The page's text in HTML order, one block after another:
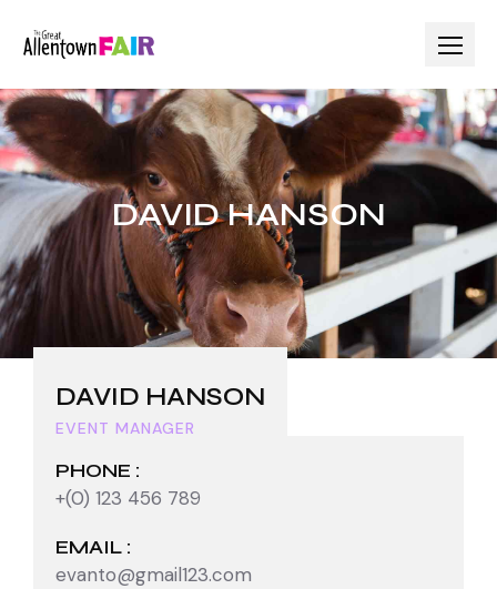
DAVID HANSON
DAVID HANSON
EVENT MANAGER
PHONE :
+(0) 123 456 789
EMAIL :
evanto@gmail123.com